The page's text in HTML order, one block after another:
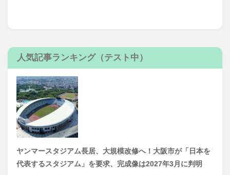
人気記事ランキング（テスト中）
ヤンマースタジアム長居、大規模改修へ！大阪市が「日本を
代表するスタジアム」を要求、完成像は2027年3月に判明